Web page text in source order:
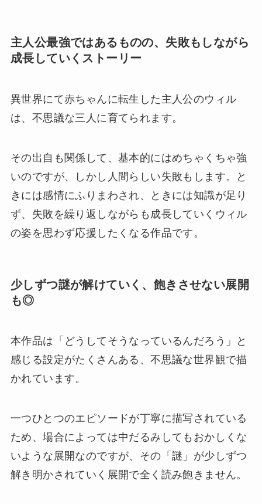
主人公最強ではあるものの、失敗もしながら
成長していくストーリー
異世界にて赤ちゃんに転生した主人公のウィル
は、不思議な三人に育てられます。
その出自も関係して、基本的にはめちゃくちゃ強
いのですが、しかし人間らしい失敗もします。と
きには感情にふりまわされ、ときには知識が足り
ず、失敗を繰り返しながらも成長していくウィル
の姿を思わず応援したくなる作品です。
少しずつ謎が解けていく、飽きさせない展開
も◎
本作品は「どうしてそうなっているんだろう」と
感じる設定がたくさんある、不思議な世界観で描
かれています。
一つひとつのエピソードが丁寧に描写されている
ため、場合によっては中だるみしてもおかしくな
いような展開なのですが、その「謎」が少しずつ
解き明かされていく展開で全く読み飽きません。